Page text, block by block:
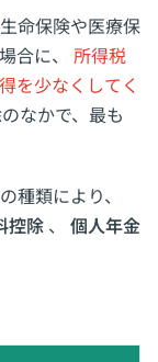
命保険や医療保
合に、 所得税
を少なくしてく
なかで、最も
種類により、
控除 、 個人年金